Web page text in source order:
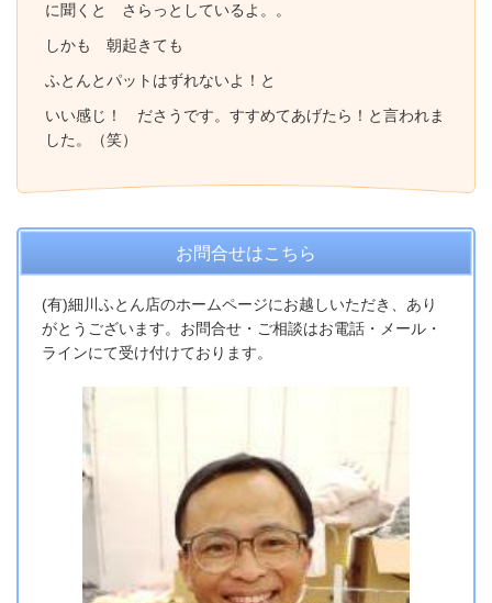
に聞くと さらっとしているよ。。
しかも 朝起きても
ふとんとパットはずれないよ！と
いい感じ！ ださうです。すすめてあげたら！と言われま
した。（笑）
お問合せはこちら
(有)細川ふとん店のホームページにお越しいただき、あり
がとうございます。お問合せ・ご相談はお電話・メール・
ラインにて受け付けております。